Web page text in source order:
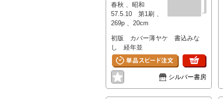
春秋 、昭和
57.5.10 第1刷 、
269p 、20cm
初版 カバー薄ヤケ 書込みな
し 経年並
シルバー書房